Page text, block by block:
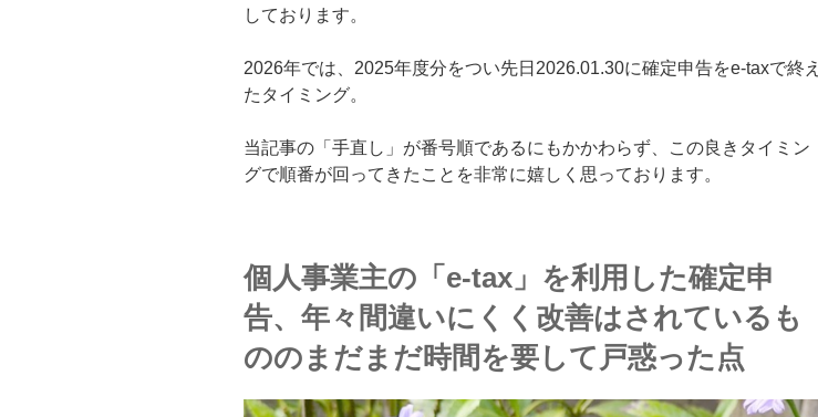
しております。
2026年では、2025年度分をつい先日2026.01.30に確定申告をe-taxで終え
たタイミング。
当記事の「手直し」が番号順であるにもかかわらず、この良きタイミン
グで順番が回ってきたことを非常に嬉しく思っております。
個人事業主の「e-tax」を利用した確定申
告、年々間違いにくく改善はされているも
ののまだまだ時間を要して戸惑った点